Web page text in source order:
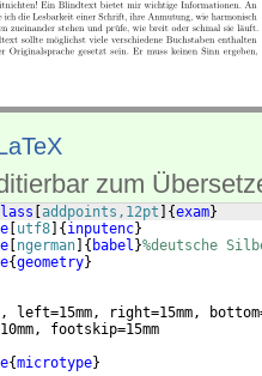
zum
addpoints,12pt {exam}
utf8 { inputenc}
ngerman { babel }%deutsche
{geometry}
left=15mm, right=15mm,
footskip=15mm
{microtype}